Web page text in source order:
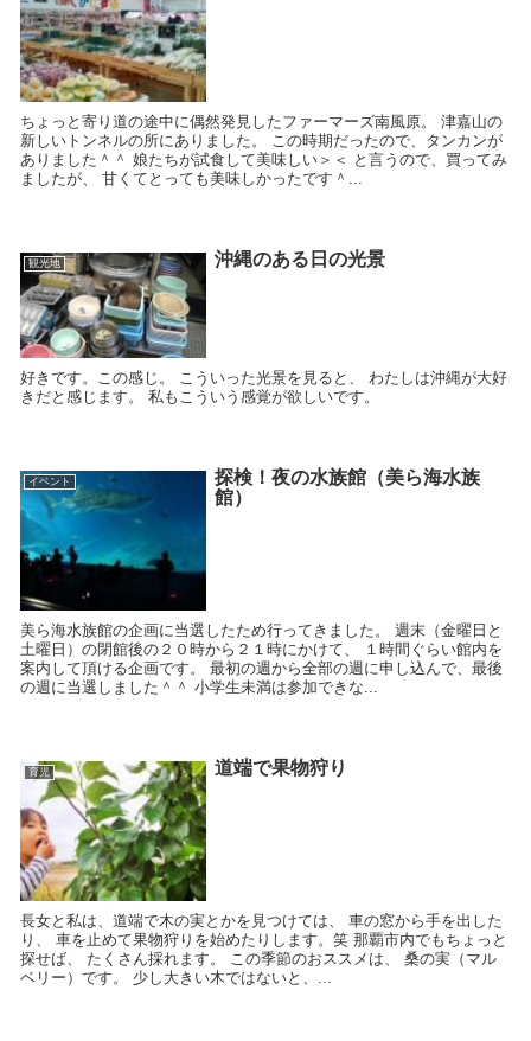
ちょっと寄り道の途中に偶然発見したファーマーズ南風原。 津嘉山の
新しいトンネルの所にありました。 この時期だったので、タンカンが
ありました＾＾ 娘たちが試食して美味しい＞＜ と言うので、買ってみ
ましたが、 甘くてとっても美味しかったです＾...
観光地 沖縄のある日の光景
好きです。この感じ。 こういった光景を見ると、 わたしは沖縄が大好
きだと感じます。 私もこういう感覚が欲しいです。
イベント
探検！夜の水族館（美ら海水族
館）
美ら海水族館の企画に当選したため行ってきました。 週末（金曜日と
土曜日）の閉館後の２０時から２１時にかけて、 １時間ぐらい館内を
案内して頂ける企画です。 最初の週から全部の週に申し込んで、最後
の週に当選しました＾＾ 小学生未満は参加できな...
育児 道端で果物狩り
長女と私は、道端で木の実とかを見つけては、 車の窓から手を出した
り、 車を止めて果物狩りを始めたりします。笑 那覇市内でもちょっと
探せば、 たくさん採れます。 この季節のおススメは、 桑の実（マル
ベリー）です。 少し大きい木ではないと、...